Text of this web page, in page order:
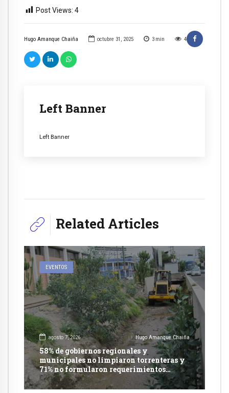
Hugo Amanque Chaiña octubre 31, 2025 3 min 4
Left Banner
Left Banner
Post Views: 4
Related Articles
EVENTOS
agosto 7, 2026 Hugo Amanque Chaiña
58% de gobiernos regionales y
municipales no limpiaron torrenteras y
71% no formularon requerimientos
presupuestales afirma informe de
Contraloría